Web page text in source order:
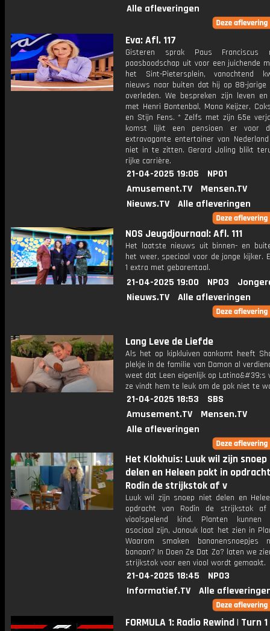
Alle afleveringen
Eva: Afl. 117
Gisteren sprak Paus Franciscus
paasboodschap uit voor een juichende
het Sint-Pietersplein, vanochtend
nieuws naar buiten dat hij op 88-
overleden. We bespreken zijn leven en
met Henri Bontenbal, Mona Keijzer,
en Stijn Fens. * Zelfs met zijn 65e
komst lijkt een pensioen er voor
extravagante entertainer van
niet in te zitten. Gerard Joling blikt
rijke carrière.
21-04-2025 19:05
NPO1
Amusement.TV
Mensen.TV
Nieuws.TV
Alle afleveringen
NOS Jeugdjournaal: Afl. 111
Het laatste nieuws uit binnen- en
het weer, speciaal voor de jonge kijker.
1 extra met gebarentaal.
21-04-2025 19:00 NPO3
Nieuws.TV
Alle afleveringen
Lang Leve de Liefde
Als het op kipkluiven aankomt heeft
plekje in de familie van Damon al
weet dat Leen eigenlijk op Latina&#39;s
ze vindt hem te leuk om de gok niet te
21-04-2025 18:53
SBS
Amusement.TV
Mensen.TV
Alle afleveringen
Het Klokhuis: Luuk wil zijn
delen en Heleen pakt in
Rodîn de strijkstok af v
Luuk wil zijn snoep niet delen en
opdracht van Rodîn de strijkstok
vioolspelend kind. Planten kunnen
asociaal zijn, Janouk laat het zien in
Waarom smaken bananensnoepjes
banaan? In Doen Ze Dat Zo? laten we
strijkstok voor een viool wordt gemaakt.
21-04-2025 18:45
NPO3
Informatief.TV
Alle
FORMULA 1: Radio Rewind | Turn